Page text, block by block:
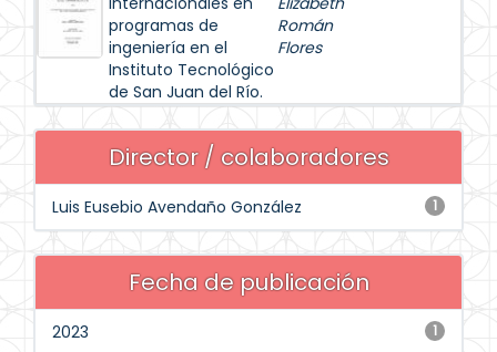
programas de
ingeniería en el
Instituto Tecnológico
de San Juan del Río.
Román
Flores
Director / colaboradores
1
Luis Eusebio Avendaño González
Fecha de publicación
1
2023